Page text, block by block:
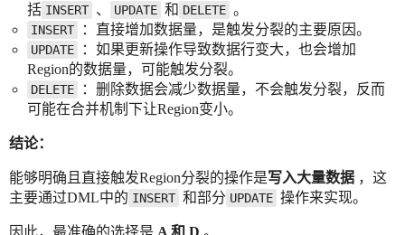
括 INSERT 、 UPDATE 和 DELETE 。
INSERT ：直接增加数据量，是触发分裂的主要原因。
UPDATE
：如果更新操作导致数据行变大，也会增加
Region的数据量，可能触发分裂。
DELETE
：删除数据会减少数据量，不会触发分裂，反而
可能在合并机制下让Region变小。
结论：
能够明确且直接触发Region分裂的操作是写入大量数据 ，这
主要通过DML中的 INSERT 和部分 UPDATE 操作来实现。
因此，最准确的选择是 A 和 D 。